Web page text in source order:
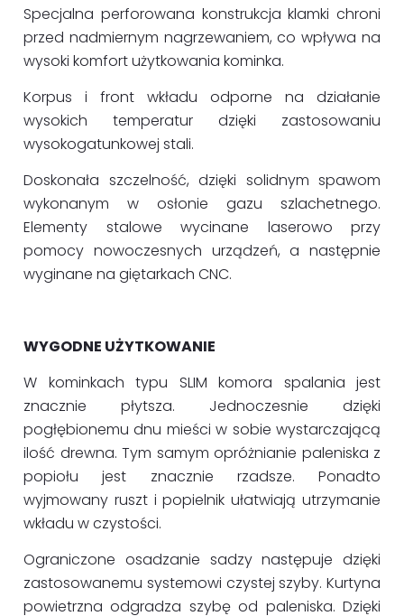
Specjalna perforowana konstrukcja klamki chroni
przed nadmiernym nagrzewaniem, co wpływa na
wysoki komfort użytkowania kominka.
Korpus i front wkładu odporne na działanie
wysokich temperatur dzięki zastosowaniu
wysokogatunkowej stali.
Doskonała szczelność, dzięki solidnym spawom
wykonanym w osłonie gazu szlachetnego.
Elementy stalowe wycinane laserowo przy
pomocy nowoczesnych urządzeń, a następnie
wyginane na giętarkach CNC.
WYGODNE UŻYTKOWANIE
W kominkach typu SLIM komora spalania jest
znacznie płytsza. Jednoczesnie dzięki
pogłębionemu dnu mieści w sobie wystarczającą
ilość drewna. Tym samym opróżnianie paleniska z
popiołu jest znacznie rzadsze. Ponadto
wyjmowany ruszt i popielnik ułatwiają utrzymanie
wkładu w czystości.
Ograniczone osadzanie sadzy następuje dzięki
zastosowanemu systemowi czystej szyby. Kurtyna
powietrzna odgradza szybę od paleniska. Dzięki